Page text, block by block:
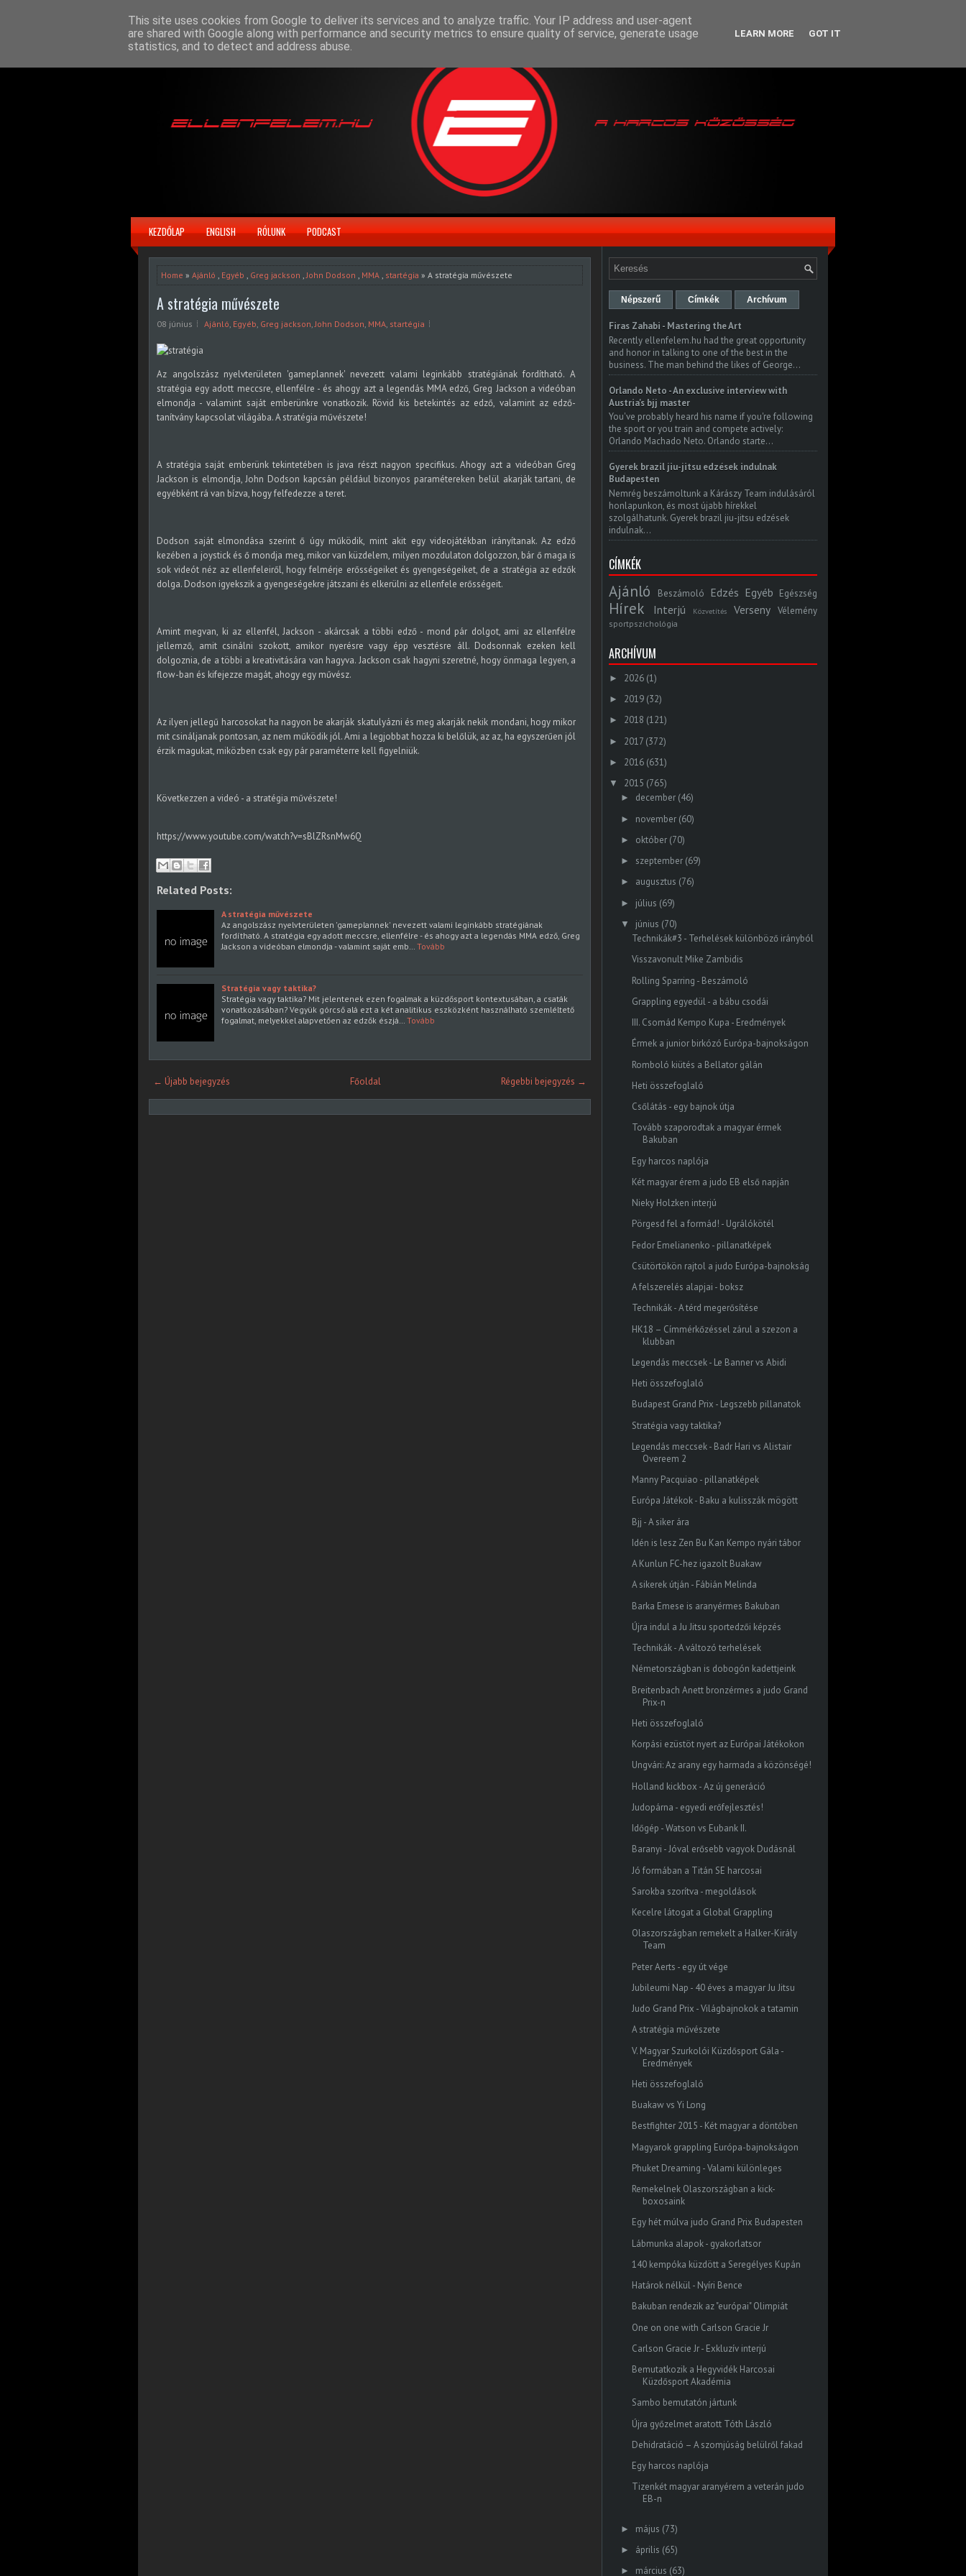
KEZDŐLAP ENGLISH RÓLUNK PODCAST
Home » Ajánló , Egyéb , Greg jackson ,John Dodson , MMA , startégia » A stratégia művészete
A stratégia művészete
08 június Ajánló, Egyéb, Greg jackson,John Dodson, MMA, startégia
Az angolszász nyelvterületen 'gameplannek' nevezett valami leginkább stratégiának fordítható. A
stratégia egy adott meccsre, ellenfélre - és ahogy azt a legendás MMA edző, Greg Jackson a videóban
elmondja - valamint saját emberünkre vonatkozik. Rövid kis betekintés az edző, valamint az edző-
tanítvány kapcsolat világába. A stratégia művészete!
A stratégia saját emberünk tekintetében is java részt nagyon specifikus. Ahogy azt a videóban Greg
Jackson is elmondja, John Dodson kapcsán például bizonyos paramétereken belül akarják tartani, de
egyébként rá van bízva, hogy felfedezze a teret.
Dodson saját elmondása szerint ő úgy működik, mint akit egy videojátékban irányítanak. Az edző
kezében a joystick és ő mondja meg, mikor van küzdelem, milyen mozdulaton dolgozzon, bár ő maga is
sok videót néz az ellenfeleiről, hogy felmérje erősségeiket és gyengeségeiket, de a stratégia az edzők
dolga. Dodson igyekszik a gyengeségekre játszani és elkerülni az ellenfele erősségeit.
Amint megvan, ki az ellenfél, Jackson - akárcsak a többi edző - mond pár dolgot, ami az ellenfélre
jellemző, amit csinálni szokott, amikor nyerésre vagy épp vesztésre áll. Dodsonnak ezeken kell
dolgoznia, de a többi a kreativitására van hagyva. Jackson csak hagyni szeretné, hogy önmaga legyen, a
flow-ban és kifejezze magát, ahogy egy művész.
Az ilyen jellegű harcosokat ha nagyon be akarják skatulyázni és meg akarják nekik mondani, hogy mikor
mit csináljanak pontosan, az nem működik jól. Ami a legjobbat hozza ki belőlük, az az, ha egyszerűen jól
érzik magukat, miközben csak egy pár paraméterre kell figyelniük.
Következzen a videó - a stratégia művészete!
https://www.youtube.com/watch?v=sBlZRsnMw6Q
Related Posts:
A stratégia művészete
Az angolszász nyelvterületen 'gameplannek' nevezett valami leginkább stratégiának
fordítható. A stratégia egy adott meccsre, ellenfélre - és ahogy azt a legendás MMA edző, Greg
Jackson a videóban elmondja - valamint saját emb…
Tovább
Stratégia vagy taktika?
Stratégia vagy taktika? Mit jelentenek ezen fogalmak a küzdősport kontextusában, a csaták
vonatkozásában? Vegyük górcső alá ezt a két analitikus eszközként használható szemléltető
fogalmat, melyekkel alapvetően az edzők észjá…
Tovább
← Újabb bejegyzés Régebbi bejegyzés →
Főoldal
Népszerű Címkék Archívum
Firas Zahabi - Mastering the Art
Recently ellenfelem.hu had the great opportunity
and honor in talking to one of the best in the
business. The man behind the likes of George...
Orlando Neto - An exclusive interview with
Austria's bjj master
You've probably heard his name if you're following
the sport or you train and compete actively:
Orlando Machado Neto. Orlando starte...
Gyerek brazil jiu-jitsu edzések indulnak
Budapesten
Nemrég beszámoltunk a Kárászy Team indulásáról
honlapunkon, és most újabb hírekkel
szolgálhatunk. Gyerek brazil jiu-jitsu edzések
indulnak...
CÍMKÉK
Ajánló Beszámoló Edzés Egyéb Egészség
Hírek Interjú Közvetítés Verseny Vélemény
sportpszichológia
ARCHÍVUM
► 2026 (1)
► 2019 (32)
► 2018 (121)
► 2017 (372)
► 2016 (631)
▼ 2015 (765)
► december (46)
► november (60)
► október (70)
► szeptember (69)
► augusztus (76)
► július (69)
▼ június (70)
Technikák#3 - Terhelések különböző irányból
Visszavonult Mike Zambidis
Rolling Sparring - Beszámoló
Grappling egyedül - a bábu csodái
III. Csomád Kempo Kupa - Eredmények
Érmek a junior birkózó Európa-bajnokságon
Romboló kiütés a Bellator gálán
Heti összefoglaló
Csőlátás - egy bajnok útja
Tovább szaporodtak a magyar érmek
Bakuban
Egy harcos naplója
Két magyar érem a judo EB első napján
Nieky Holzken interjú
Pörgesd fel a formád! - Ugrálókötél
Fedor Emelianenko - pillanatképek
Csütörtökön rajtol a judo Európa-bajnokság
A felszerelés alapjai - boksz
Technikák - A térd megerősítése
HK18 – Címmérkőzéssel zárul a szezon a
klubban
Legendás meccsek - Le Banner vs Abidi
Heti összefoglaló
Budapest Grand Prix - Legszebb pillanatok
Stratégia vagy taktika?
Legendás meccsek - Badr Hari vs Alistair
Overeem 2
Manny Pacquiao - pillanatképek
Európa Játékok - Baku a kulisszák mögött
Bjj - A siker ára
Idén is lesz Zen Bu Kan Kempo nyári tábor
A Kunlun FC-hez igazolt Buakaw
A sikerek útján - Fábián Melinda
Barka Emese is aranyérmes Bakuban
Újra indul a Ju Jitsu sportedzői képzés
Technikák - A változó terhelések
Németországban is dobogón kadettjeink
Breitenbach Anett bronzérmes a judo Grand
Prix-n
Heti összefoglaló
Korpási ezüstöt nyert az Európai Játékokon
Ungvári: Az arany egy harmada a közönségé!
Holland kickbox - Az új generáció
Judopárna - egyedi erőfejlesztés!
Időgép - Watson vs Eubank II.
Baranyi - Jóval erősebb vagyok Dudásnál
Jó formában a Titán SE harcosai
Sarokba szorítva - megoldások
Kecelre látogat a Global Grappling
Olaszországban remekelt a Halker-Király
Team
Peter Aerts - egy út vége
Jubileumi Nap - 40 éves a magyar Ju Jitsu
Judo Grand Prix - Világbajnokok a tatamin
A stratégia művészete
V. Magyar Szurkolói Küzdősport Gála -
Eredmények
Heti összefoglaló
Buakaw vs Yi Long
Bestfighter 2015 - Két magyar a döntőben
Magyarok grappling Európa-bajnokságon
Phuket Dreaming - Valami különleges
Remekelnek Olaszországban a kick-
boxosaink
Egy hét múlva judo Grand Prix Budapesten
Lábmunka alapok - gyakorlatsor
140 kempóka küzdött a Seregélyes Kupán
Határok nélkül - Nyíri Bence
Bakuban rendezik az "európai" Olimpiát
One on one with Carlson Gracie Jr
Carlson Gracie Jr - Exkluzív interjú
Bemutatkozik a Hegyvidék Harcosai
Küzdősport Akadémia
Sambo bemutatón jártunk
Újra győzelmet aratott Tóth László
Dehidratáció – A szomjúság belülről fakad
Egy harcos naplója
Tizenkét magyar aranyérem a veterán judo
EB-n
► május (73)
► április (65)
► március (63)
This site uses cookies from Google to deliver its services and to analyze traffic. Your IP address and user-agent
are shared with Google along with performance and security metrics to ensure quality of service, generate usage
statistics, and to detect and address abuse.
LEARN MORE GOT IT